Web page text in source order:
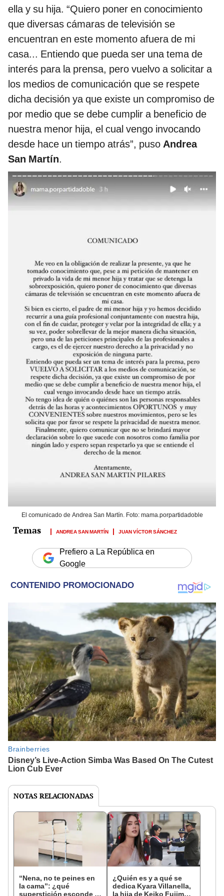
ella y su hija. “Quiero poner en conocimiento
que diversas cámaras de televisión se
encuentran en este momento afuera de mi
casa... Entiendo que pueda ser una tema de
interés para la prensa, pero vuelvo a solicitar a
los medios de comunicación que se respete
dicha decisión ya que existe un compromiso de
por medio que se debe cumplir a beneficio de
nuestra menor hija, el cual vengo invocando
desde hace un tiempo atrás”, puso Andrea
San Martín.
El comunicado de Andrea San Martín. Foto: mama.porpartidadoble
ANDREA SAN MARTÍN JUAN VÍCTOR SÁNCHEZ
Prefiero a La República en
Google
NOTAS RELACIONADAS
“Nena, no te peines en
la cama”: ¿qué
superstición esconde la
¿Quién es y a qué se
dedica Kyara Villanella,
la hija de Keiko Fujimori